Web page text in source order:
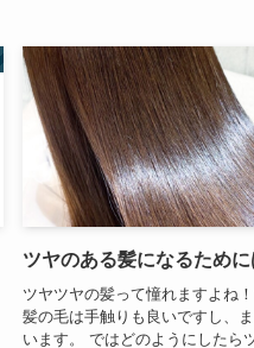
ツヤのある髪になるために
ツヤツヤの髪って憧れますよね
髪の毛は手触りも良いですし、
います。 ではどのようにしたら